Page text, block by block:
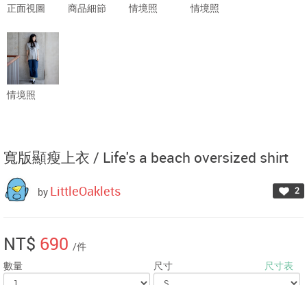
正面視圖 商品細節 情境照 情境照
情境照
寬版顯瘦上衣 / Life's a beach oversized shirt
2
by LittleOaklets
NT$ 690 /件
數量
尺寸 尺寸表